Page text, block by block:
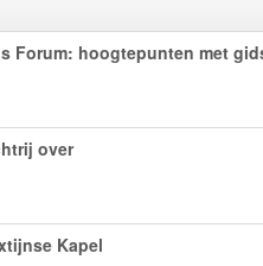
Forum: hoogtepunten met
over
Kapel